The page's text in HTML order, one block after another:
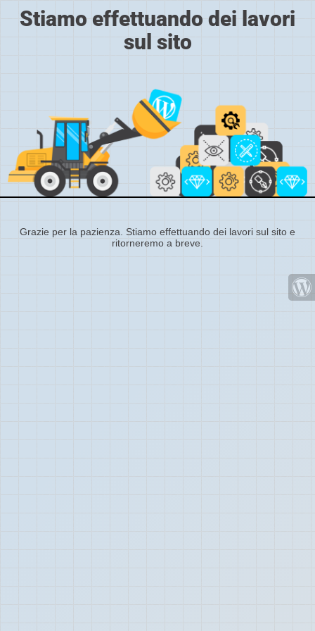
Stiamo effettuando dei lavori
sul sito
Grazie per la pazienza. Stiamo effettuando dei lavori sul sito e
ritorneremo a breve.